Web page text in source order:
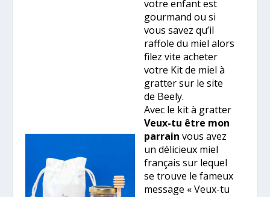
votre enfant est
gourmand ou si
vous savez qu’il
raffole du miel alors
filez vite acheter
votre Kit de miel à
gratter sur le site
de Beely.
Avec le kit à gratter
Veux-tu être mon
parrain vous avez
un délicieux miel
français sur lequel
se trouve le fameux
message « Veux-tu